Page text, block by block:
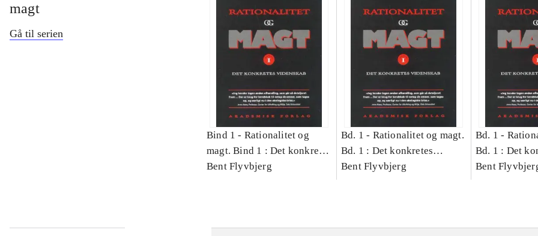
magt
Gå til serien
Bind 1 - Rationalitet og
magt. Bind 1 : Det konkretes
videnskab
Bent Flyvbjerg
Bd. 1 - Rationalitet og magt.
Bd. 1 : Det konkretes
videnskab
Bent Flyvbjerg
Bd. 1 -
Bd. 1 : Det
videnskab
Bent